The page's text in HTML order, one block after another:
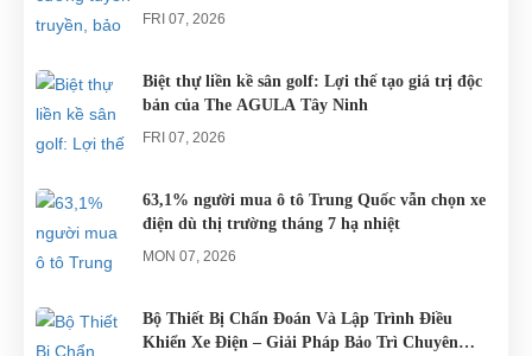
những
Đà...
phục vụ du lịch
FRI 07, 2026
Biệt thự liền kề sân golf: Lợi thế tạo giá trị độc
bản của The AGULA Tây Ninh
FRI 07, 2026
63,1% người mua ô tô Trung Quốc vẫn chọn xe
điện dù thị trường tháng 7 hạ nhiệt
MON 07, 2026
Bộ Thiết Bị Chẩn Đoán Và Lập Trình Điều
Khiển Xe Điện – Giải Pháp Bảo Trì Chuyên